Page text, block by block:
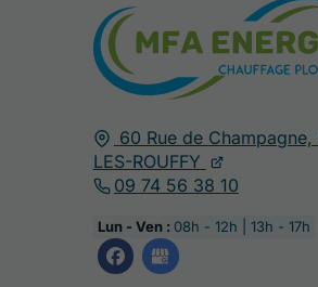
60 Rue de Champagne,
LES-ROUFFY
09 74 56 38 10
Lun - Ven : 08h - 12h | 13h - 17h